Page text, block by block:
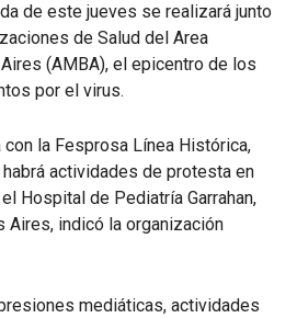
de este jueves se realizará junto
de Salud del Area
(AMBA), el epicentro de los
por el virus.
la Fesprosa Línea Histórica,
actividades de protesta en
Hospital de Pediatría Garrahan,
Aires, indicó la organización
mediáticas, actividades